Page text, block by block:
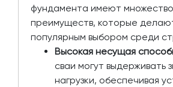
фундамента имеют множество
преимуществ, которые
популярным выбором среди
Высокая несущая
сваи могут выдерживать
нагрузки, обеспечивая